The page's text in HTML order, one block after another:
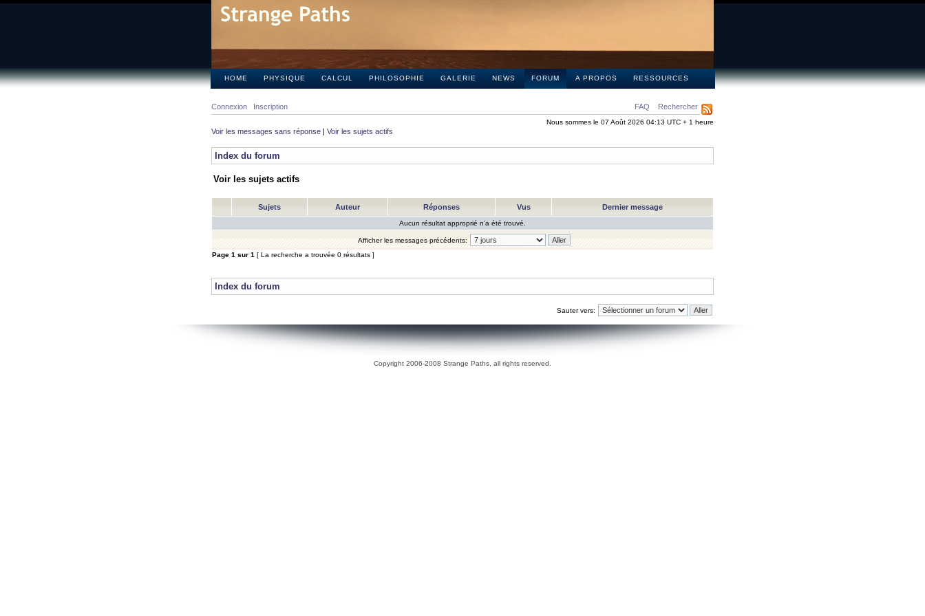
HOME PHYSIQUE CALCUL PHILOSOPHIE GALERIE NEWS FORUM A PROPOS RESSOURCES
FAQ Rechercher
Connexion Inscription
Nous sommes le 07 Août 2026 04:13 UTC + 1 heure
Voir les messages sans réponse | Voir les sujets actifs
Index du forum
Voir les sujets actifs
Sujets Auteur Réponses Vus Dernier message
Aucun résultat approprié n’a été trouvé.
Afficher les messages précédents:
Page 1 sur 1 [ La recherche a trouvée 0 résultats ]
Index du forum
Sauter vers:
Copyright 2006-2008 Strange Paths, all rights reserved.